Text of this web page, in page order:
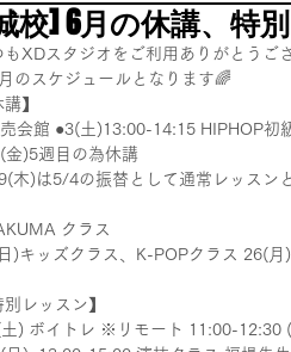
校] 6月の休講、特
もXDスタジオをご利用ありがとうご
のスケジュールとなります🌈
講】
売会館 ●3(土)13:00-14:15 HIPHOP初
金)5週目の為休講
木)は5/4の振替として通常レッスン
クラス
)キッズクラス、K-POPクラス 26(
別レッスン】
) ボイトレ ※リモート 11:00-12:30